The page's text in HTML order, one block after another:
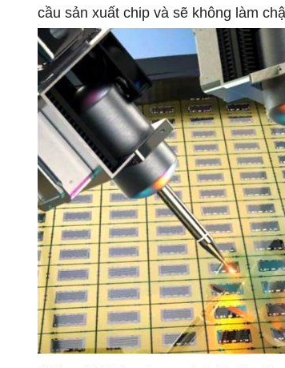
cầu sản xuất chip và sẽ không làm